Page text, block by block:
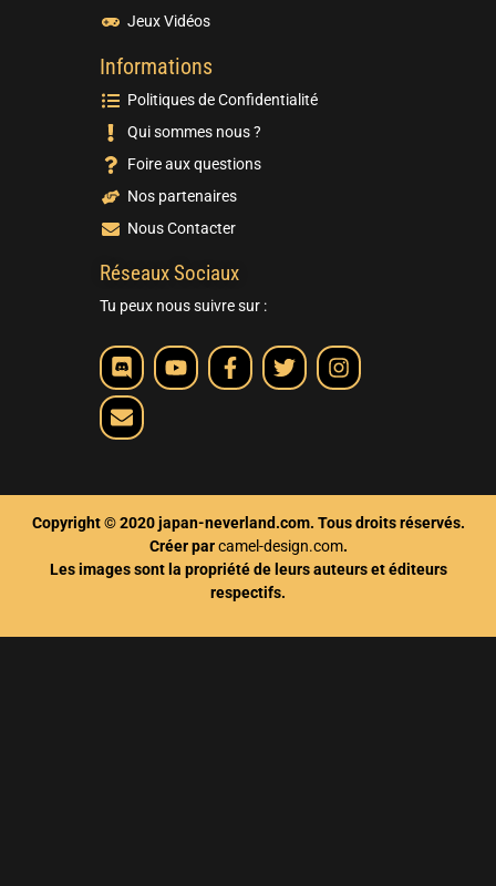
Jeux Vidéos
Informations
Politiques de Confidentialité
Qui sommes nous ?
Foire aux questions
Nos partenaires
Nous Contacter
Réseaux Sociaux
Tu peux nous suivre sur :
Copyright © 2020 japan-neverland.com. Tous droits réservés.
Créer parcamel-design.com.
Les images sont la propriété de leurs auteurs et éditeurs
respectifs.